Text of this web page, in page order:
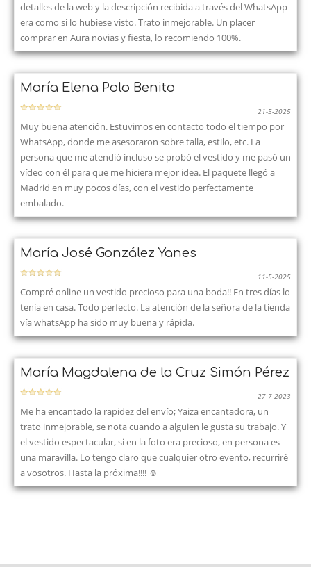
detalles de la web y la descripción recibida a través del WhatsApp
era como si lo hubiese visto. Trato inmejorable. Un placer
comprar en Aura novias y fiesta, lo recomiendo 100%.
María Elena Polo Benito
21-5-2025
Muy buena atención. Estuvimos en contacto todo el tiempo por
WhatsApp, donde me asesoraron sobre talla, estilo, etc. La
persona que me atendió incluso se probó el vestido y me pasó un
vídeo con él para que me hiciera mejor idea. El paquete llegó a
Madrid en muy pocos días, con el vestido perfectamente
embalado.
María José González Yanes
11-5-2025
Compré online un vestido precioso para una boda!! En tres días lo
tenía en casa. Todo perfecto. La atención de la señora de la tienda
vía whatsApp ha sido muy buena y rápida.
María Magdalena de la Cruz Simón Pérez
27-7-2023
Me ha encantado la rapidez del envío; Yaiza encantadora, un
trato inmejorable, se nota cuando a alguien le gusta su trabajo. Y
el vestido espectacular, si en la foto era precioso, en persona es
una maravilla. Lo tengo claro que cualquier otro evento, recurriré
a vosotros. Hasta la próxima!!!! ☺️